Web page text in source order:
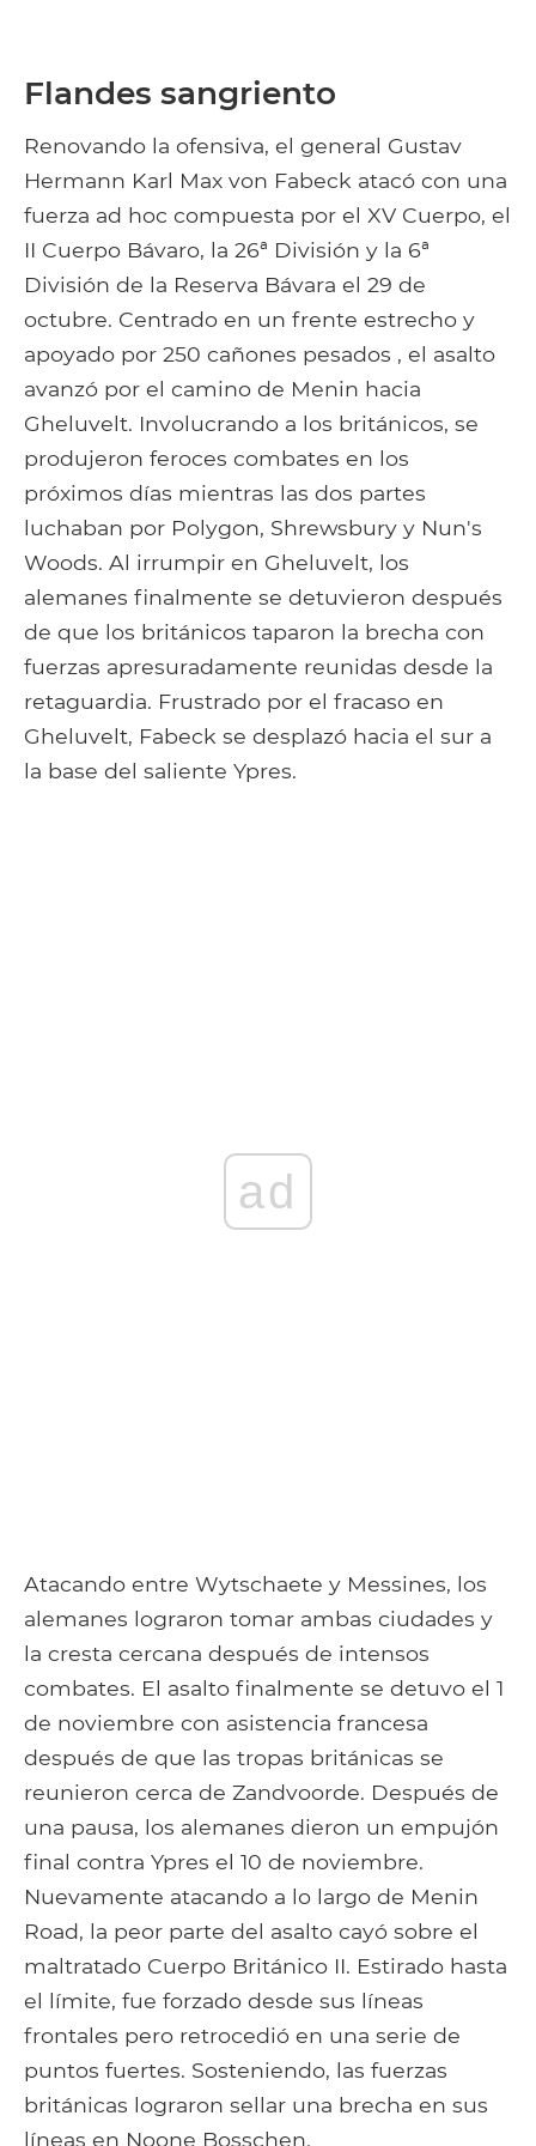
Flandes sangriento
Renovando la ofensiva, el general Gustav
Hermann Karl Max von Fabeck atacó con una
fuerza ad hoc compuesta por el XV Cuerpo, el
II Cuerpo Bávaro, la 26ª División y la 6ª
División de la Reserva Bávara el 29 de
octubre. Centrado en un frente estrecho y
apoyado por 250 cañones pesados , el asalto
avanzó por el camino de Menin hacia
Gheluvelt. Involucrando a los británicos, se
produjeron feroces combates en los
próximos días mientras las dos partes
luchaban por Polygon, Shrewsbury y Nun's
Woods. Al irrumpir en Gheluvelt, los
alemanes finalmente se detuvieron después
de que los británicos taparon la brecha con
fuerzas apresuradamente reunidas desde la
retaguardia. Frustrado por el fracaso en
Gheluvelt, Fabeck se desplazó hacia el sur a
la base del saliente Ypres.
ad
Atacando entre Wytschaete y Messines, los
alemanes lograron tomar ambas ciudades y
la cresta cercana después de intensos
combates. El asalto finalmente se detuvo el 1
de noviembre con asistencia francesa
después de que las tropas británicas se
reunieron cerca de Zandvoorde. Después de
una pausa, los alemanes dieron un empujón
final contra Ypres el 10 de noviembre.
Nuevamente atacando a lo largo de Menin
Road, la peor parte del asalto cayó sobre el
maltratado Cuerpo Británico II. Estirado hasta
el límite, fue forzado desde sus líneas
frontales pero retrocedió en una serie de
puntos fuertes. Sosteniendo, las fuerzas
británicas lograron sellar una brecha en sus
líneas en Noone Bosschen.